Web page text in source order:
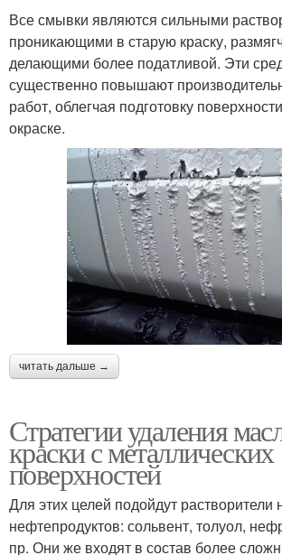
Все смывки являются сильными
проникающими в старую краску,
делающими более податливой. Эти
существенно повышают
работ, облегчая подготовку
окраске.
читать дальше →
Стратегии удаления
краски с металлических
поверхностей
Для этих целей подойдут растворители
нефтепродуктов: сольвент, толуол,
пр. Они же входят в состав более